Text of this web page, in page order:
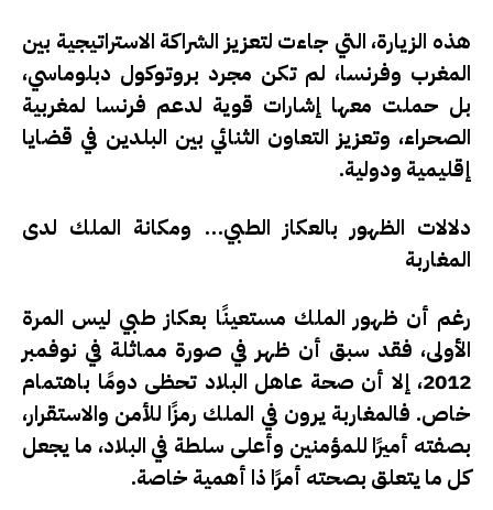
هذه الزيارة، التي جاءت لتعزيز الشراكة الاستراتيجية بين
المغرب وفرنسا، لم تكن مجرد بروتوكول دبلوماسي،
بل حملت معها إشارات قوية لدعم فرنسا لمغربية
الصحراء، وتعزيز التعاون الثنائي بين البلدين في قضايا
إقليمية ودولية.
دلالات الظهور بالعكاز الطبي… ومكانة الملك لدى
المغاربة
رغم أن ظهور الملك مستعينًا بعكاز طبي ليس المرة
الأولى، فقد سبق أن ظهر في صورة مماثلة في نوفمبر
2012، إلا أن صحة عاهل البلاد تحظى دومًا باهتمام
خاص. فالمغاربة يرون في الملك رمزًا للأمن والاستقرار،
بصفته أميرًا للمؤمنين وأعلى سلطة في البلاد، ما يجعل
كل ما يتعلق بصحته أمرًا ذا أهمية خاصة.